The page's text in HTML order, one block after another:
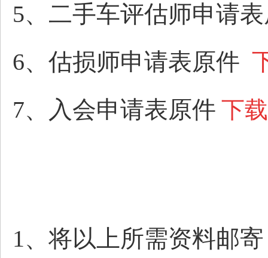
5、 二手车评估师申请
6、 估损师申请表原件
7、
入会申请表原件 下
1、将以上所需资料邮